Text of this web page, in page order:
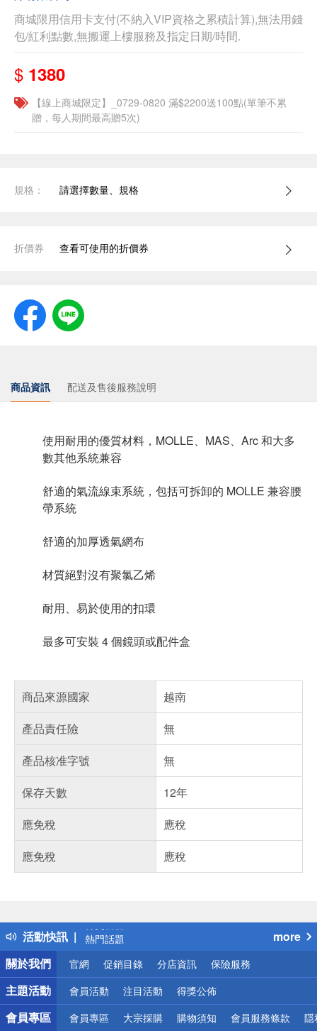
商城限用信用卡支付(不納入VIP資格之累積計算),無法用錢
包/紅利點數,無搬運上樓服務及指定日期/時間.
$ 1380
【線上商城限定】_0729-0820 滿$2200送100點(單筆不累
贈，每人期間最高贈5次)
規格： 請選擇數量、規格
折價券 查看可使用的折價券
商品資訊 配送及售後服務說明
使用耐用的優質材料，MOLLE、MAS、Arc 和大多
數其他系統兼容
舒適的氣流線束系統，包括可拆卸的 MOLLE 兼容腰
帶系統
舒適的加厚透氣網布
材質絕對沒有聚氯乙烯
耐用、易於使用的扣環
最多可安裝 4 個鏡頭或配件盒
商品來源國家
越南
產品責任險
無
產品核准字號
無
保存天數
12年
應免稅
應稅
應免稅
應稅
活動快訊
得獎公告
熱門話題
銀行優惠
偏遠地區配送
詐騙網頁！請小心！
more
關於我們
官網 促銷目錄 分店資訊 保險服務
主題活動 會員活動 注目活動 得獎公佈
會員專區 會員專區 大宗採購 購物須知 會員服務條款 隱